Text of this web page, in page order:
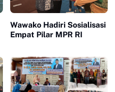
Wawako Hadiri Sosialisasi
Empat Pilar MPR RI